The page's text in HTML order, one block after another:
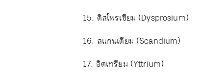
15. ดิสโพรเซียม (Dysprosium)
16. สแกนเดียม (Scandium)
17. อิตเทรียม (Yttrium)